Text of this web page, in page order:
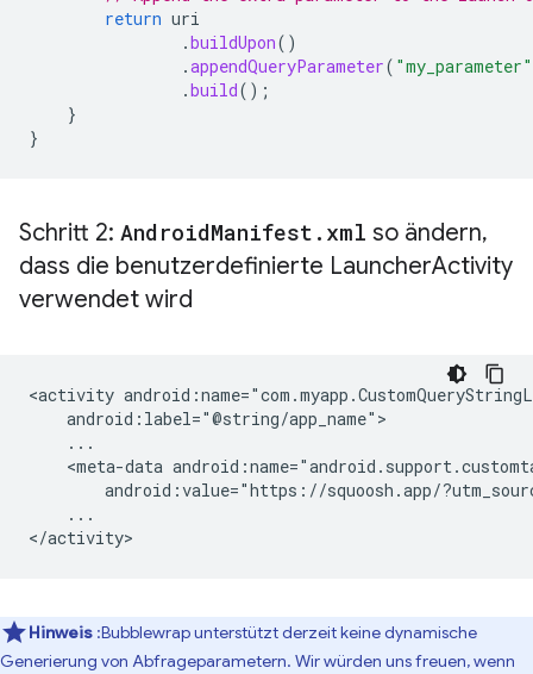
return uri
.buildUpon()
.appendQueryParameter( "my_parameter"
.build();
}
}
Schritt 2: AndroidManifest . xml so ändern,
dass die benutzerdefinierte LauncherActivity
verwendet wird
<activity
<meta-data
android:value="https://squoosh.app/
...
Hinweis :Bubblewrap unterstützt derzeit keine dynamische
Generierung von Abfrageparametern. Wir würden uns freuen, wenn